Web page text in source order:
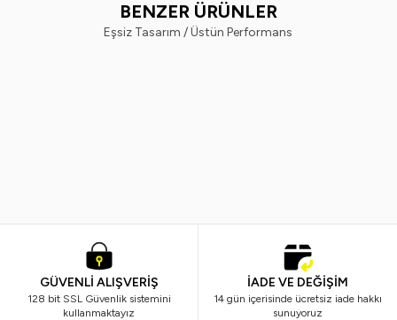
BENZER ÜRÜNLER
Eşsiz Tasarım / Üstün Performans
GÜVENLİ ALIŞVERİŞ
128 bit SSL Güvenlik sistemini
kullanmaktayız
İADE VE DEĞİŞİM
14 gün içerisinde ücretsiz iade hakkı
sunuyoruz